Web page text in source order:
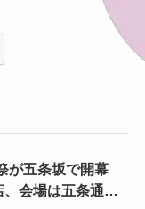
が五条坂で開幕
会場は五条通の